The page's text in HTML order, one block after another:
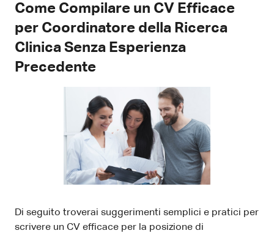
Come Compilare un CV Efficace
per Coordinatore della Ricerca
Clinica Senza Esperienza
Precedente
Di seguito troverai suggerimenti semplici e pratici per
scrivere un CV efficace per la posizione di